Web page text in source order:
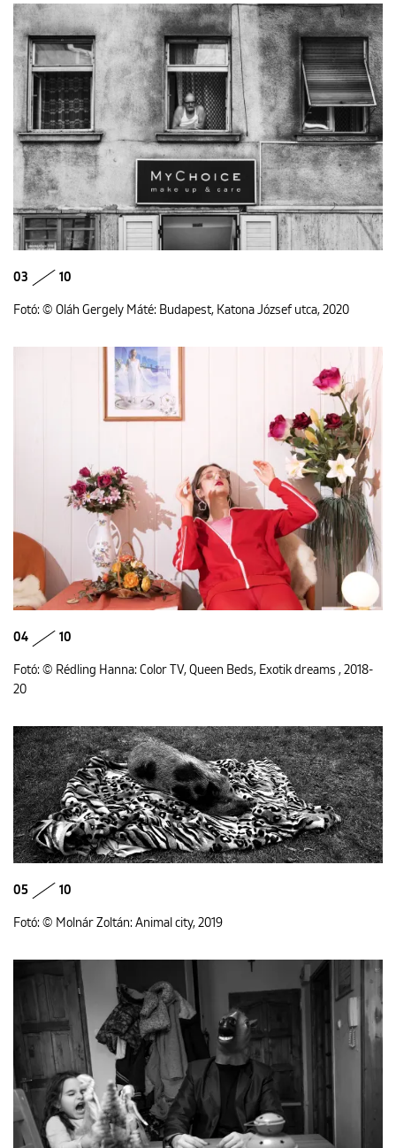
03 10
Fotó: © Oláh Gergely Máté: Budapest, Katona József utca, 2020
04 10
Fotó: © Rédling Hanna: Color TV, Queen Beds, Exotik dreams , 2018-
20
05 10
Fotó: © Molnár Zoltán: Animal city, 2019